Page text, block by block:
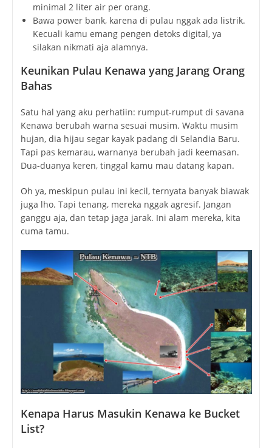
minimal 2 liter air per orang.
Bawa power bank, karena di pulau nggak ada listrik.
Kecuali kamu emang pengen detoks digital, ya
silakan nikmati aja alamnya.
Keunikan Pulau Kenawa yang Jarang Orang
Bahas
Satu hal yang aku perhatiin: rumput-rumput di savana
Kenawa berubah warna sesuai musim. Waktu musim
hujan, dia hijau segar kayak padang di Selandia Baru.
Tapi pas kemarau, warnanya berubah jadi keemasan.
Dua-duanya keren, tinggal kamu mau datang kapan.
Oh ya, meskipun pulau ini kecil, ternyata banyak biawak
juga lho. Tapi tenang, mereka nggak agresif. Jangan
ganggu aja, dan tetap jaga jarak. Ini alam mereka, kita
cuma tamu.
Kenapa Harus Masukin Kenawa ke Bucket
List?